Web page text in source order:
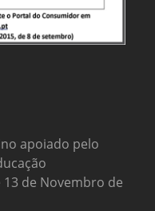
apoiado pelo
13 de Novembro de